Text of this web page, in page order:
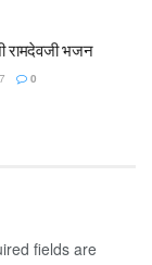
रामदेवजी भजन
0
fields are